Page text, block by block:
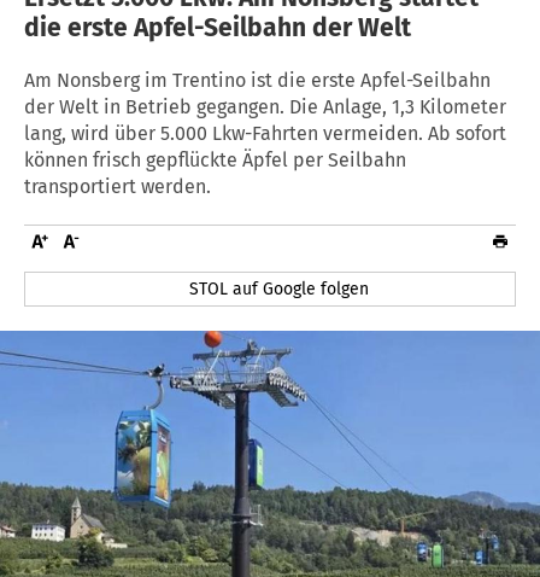
die erste Apfel-Seilbahn der Welt
Am Nonsberg im Trentino ist die erste Apfel-Seilbahn
der Welt in Betrieb gegangen. Die Anlage, 1,3 Kilometer
lang, wird über 5.000 Lkw-Fahrten vermeiden. Ab sofort
können frisch gepflückte Äpfel per Seilbahn
transportiert werden.
STOL auf Google folgen